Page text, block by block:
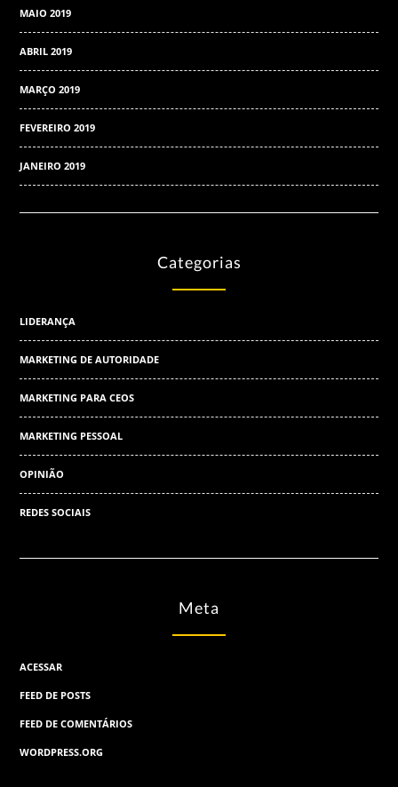
MAIO 2019
ABRIL 2019
MARÇO 2019
FEVEREIRO 2019
JANEIRO 2019
Categorias
LIDERANÇA
MARKETING DE AUTORIDADE
MARKETING PARA CEOS
MARKETING PESSOAL
OPINIÃO
REDES SOCIAIS
Meta
ACESSAR
FEED DE POSTS
FEED DE COMENTÁRIOS
WORDPRESS.ORG